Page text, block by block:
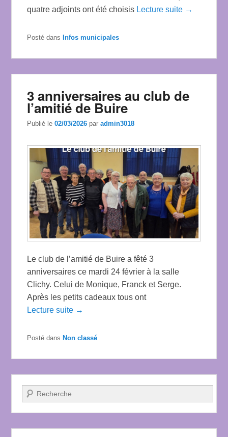
quatre adjoints ont été choisis Lecture suite →
Posté dans Infos municipales
3 anniversaires au club de
l’amitié de Buire
Publié le02/03/2026 paradmin3018
Le club de l’amitié de Buire a fêté 3
anniversaires ce mardi 24 février à la salle
Clichy. Celui de Monique, Franck et Serge.
Après les petits cadeaux tous ont
Lecture suite →
Posté dans Non classé
Recherche